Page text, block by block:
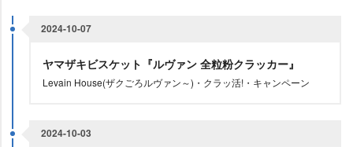
2024-10-07
ヤマザキビスケット『ルヴァン 全粒粉クラッカー』
Levain House(ザクごろルヴァン～)・クラッ活!・キャンペーン
2024-10-03